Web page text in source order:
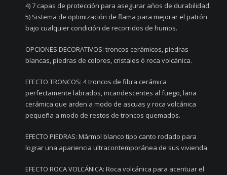
4) 7 capas de protección para asegurar años de durabilidad.
5) Sistema de optimización de flama para mejorar el patrón
bajo cualquier condición de recorridos de humos.
OPCIONES DECORATIVOS: troncos cerámicos, piedras
blancas, piedras de colores, cristales ó roca volcánica.
EFECTO TRONCOS: 4 troncos de fibra cerámica
perfectamente labrados, incandescentes al fuego, lana
cerámica que arden a modo de ascuas y roca volcánica
pequeña a modo de restos de troncos quemados.
EFECTO PIEDRAS: Mármol blanco tipo canto rodado para
lograr una apariencia ultracontemporánea de sus vivienda.
EFECTO ROCA VOLCÁNICA: Roca volcánica para acentuar el